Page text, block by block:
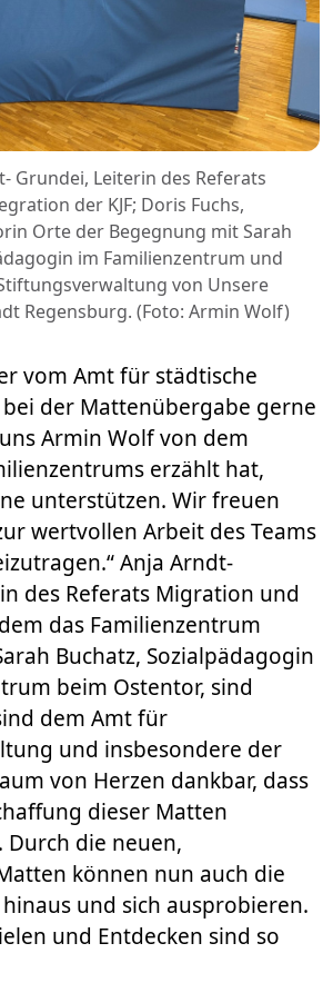
Grundei, Leiterin des Referats
der KJF; Doris Fuchs,
Orte der Begegnung mit Sarah
im Familienzentrum und
von Unsere
Regensburg. (Foto: Armin Wolf)
vom Amt für städtische
der Mattenübergabe gerne
Armin Wolf von dem
erzählt hat,
unterstützen. Wir freuen
wertvollen Arbeit des Teams
Anja Arndt-
des Referats Migration und
das Familienzentrum
Buchatz, Sozialpädagogin
beim Ostentor, sind
dem Amt für
und insbesondere der
von Herzen dankbar, dass
dieser Matten
die neuen,
können nun auch die
und sich ausprobieren.
und Entdecken sind so